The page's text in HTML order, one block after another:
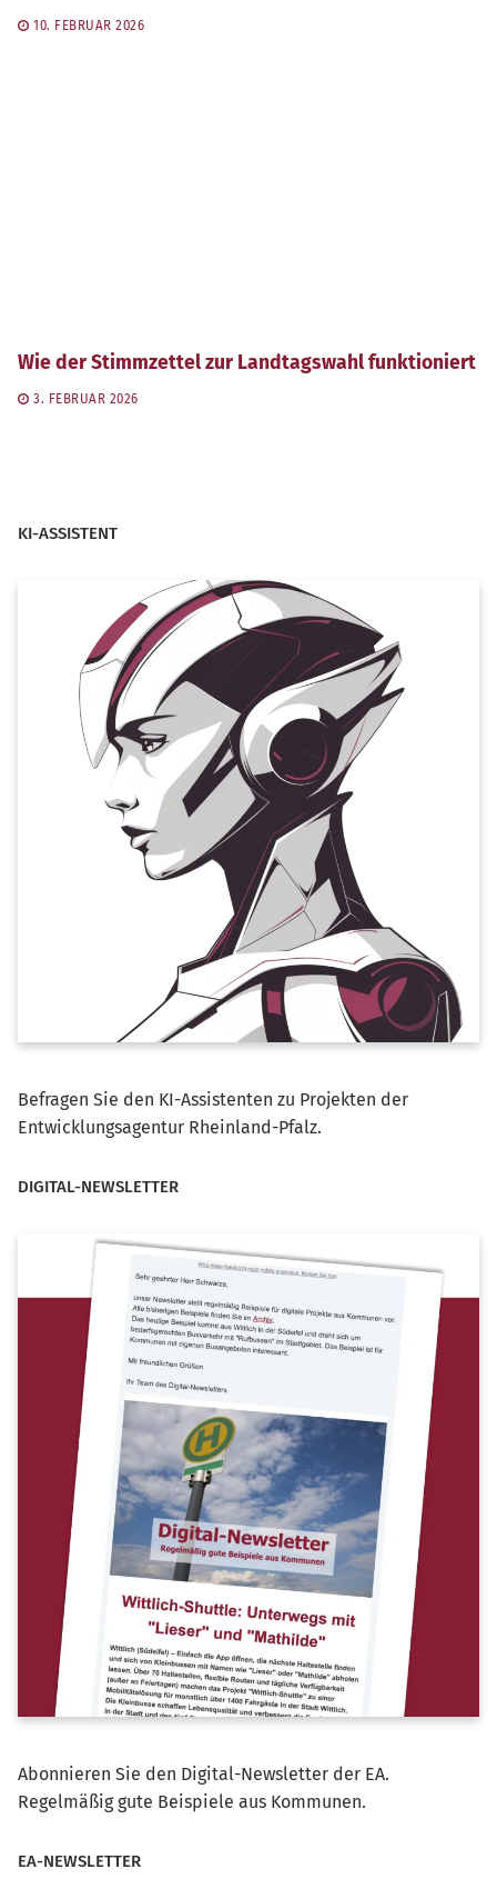
10. FEBRUAR 2026
Wie der Stimmzettel zur Landtagswahl funktioniert
3. FEBRUAR 2026
KI-ASSISTENT
Befragen Sie den KI-Assistenten zu Projekten der
Entwicklungsagentur Rheinland-Pfalz.
DIGITAL-NEWSLETTER
Abonnieren Sie den Digital-Newsletter der EA.
Regelmäßig gute Beispiele aus Kommunen.
EA-NEWSLETTER